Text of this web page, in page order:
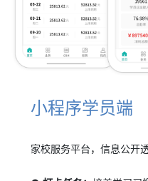
小程序学员端
家校服务平台，信息公开